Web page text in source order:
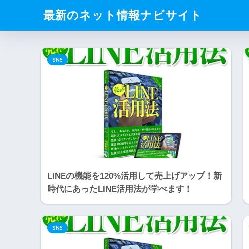
最新のネット情報ナビサイト
LINEの機能を120%活用して売上げアップ！新
時代にあったLINE活用法が学べます！
SNS
SNS